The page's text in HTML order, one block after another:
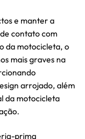
e manter a
contato com
da motocicleta, o
mais graves na
arrojado, além
da motocicleta
prima